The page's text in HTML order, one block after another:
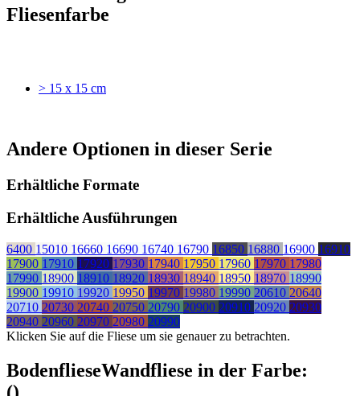
Fliesenfarbe
> 15 x 15 cm
Andere Optionen in dieser Serie
Erhältliche Formate
Erhältliche Ausführungen
6400 15010 16660 16690 16740 16790 16850 16880 16900 16910
17900 17910 17920 17930 17940 17950 17960 17970 17980
17990 18900 18910 18920 18930 18940 18950 18970 18990
19900 19910 19920 19950 19970 19980 19990 20610 20640
20710 20730 20740 20750 20790 20900 20910 20920 20930
20940 20960 20970 20980 20990
Klicken Sie auf die Fliese um sie genauer zu betrachten.
BodenflieseWandfliese in der Farbe:
()